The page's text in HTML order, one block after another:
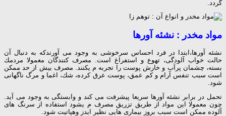
گردد.
مواد مخدر : نشئه آورها
نشئه آورها،ابتدا در فرد احساس سرخوشی به وجود می آورندكه به دنبال آن
حالت خواب آلودگی، تهوع و استفراغ است. مصرف كنندگان معمولا مردمك
بسته، چشمان پرآب و خارش پوست را تجربه م یكنند. مصرف بیش از حد ممكن
است سبب تنفس آرام و كم عمق، پوست عرق كرده، شك، اغما و مرگ ناگهانی
شود.
تحمل در برابر نشئه آورها سریعا پیشرفت می كند و وابستگی به وجود می آید.
چون معمولا این مواد از طریق تزریق مصرف م یشود استفاده از سرنگ های
آلوده ممكن است سبب بروز بیماری هایی نظیر ایدز وهپاتیت شود.